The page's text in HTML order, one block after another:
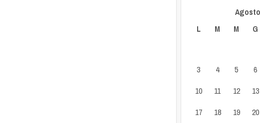
L
M M G
3
4 5 6
10
11 12 13
17
18 19 20